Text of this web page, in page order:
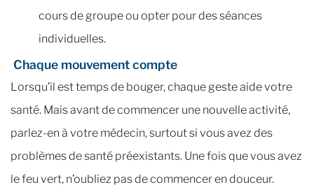
cours de groupe ou opter pour des séances
individuelles.
Chaque mouvement compte
Lorsqu’il est temps de bouger, chaque geste aide votre
santé. Mais avant de commencer une nouvelle activité,
parlez-en à votre médecin, surtout si vous avez des
problèmes de santé préexistants. Une fois que vous avez
le feu vert, n’oubliez pas de commencer en douceur.